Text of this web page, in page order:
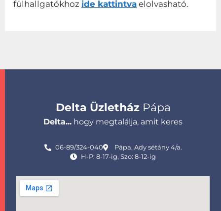
fülhallgatókhoz ide kattintva elolvasható.
Delta ÜzletházPápa
Delta... hogy megtalálja, amit keres
06-89/324-040
Pápa, Ady sétány 4/a.
H-P: 8-17-ig, Szo: 8-12-ig